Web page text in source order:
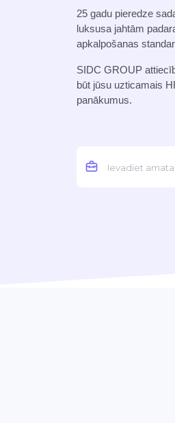
25 gadu pieredze
luksusa jahtām
apkalpošanas
SIDC GROUP
būt jūsu uzticamais
panākumus.